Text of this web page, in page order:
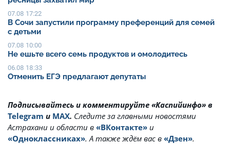
07.08 17:22
В Сочи запустили программу преференций для семей
с детьми
07.08 10:00
Не ешьте всего семь продуктов и омолодитесь
06.08 18:33
Отменить ЕГЭ предлагают депутаты
Подписывайтесь и комментируйте «Каспийинфо» в
Telegram и MAX. Cледите за главными новостями
Астрахани и области в «ВКонтакте» и
«Одноклассниках». А также ждём вас в «Дзен».